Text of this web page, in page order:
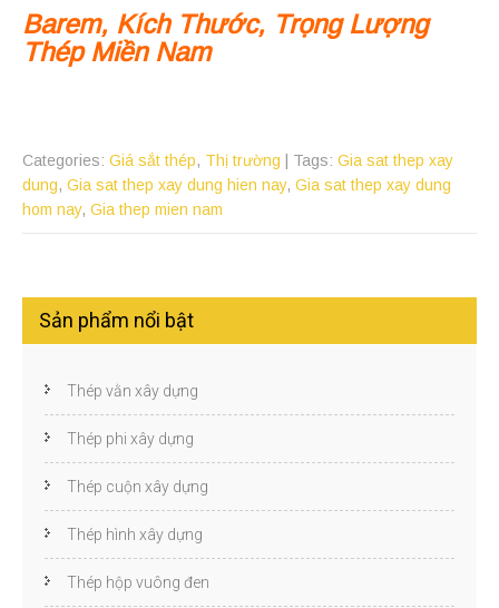
Barem, Kích Thước, Trọng Lượng
Thép Miền Nam
Categories: Giá sắt thép, Thị trường | Tags: Gia sat thep xay
dung, Gia sat thep xay dung hien nay, Gia sat thep xay dung
hom nay, Gia thep mien nam
Sản phẩm nổi bật
Thép vằn xây dựng
Thép phi xây dựng
Thép cuộn xây dựng
Thép hình xây dựng
Thép hộp vuông đen